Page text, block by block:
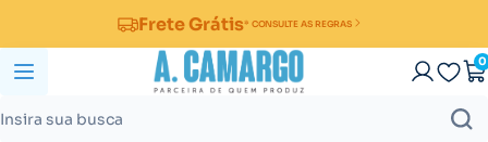
Frete Grátis* CONSULTE AS REGRAS
0